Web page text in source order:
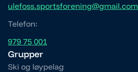
ulefoss.sportsforening@gmail.com
Telefon:
979 75 001
Grupper
Ski og løypelag